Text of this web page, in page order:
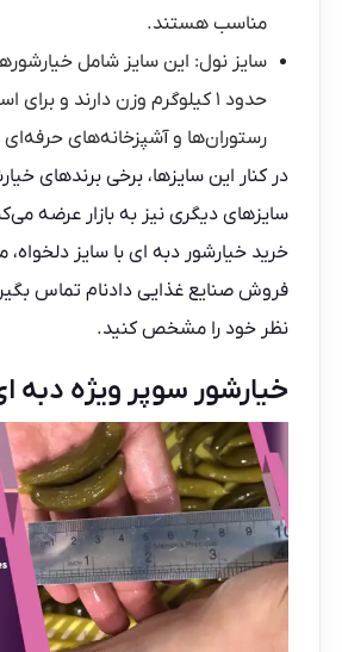
مناسب هستند.
سایز نول: این سایز شامل
حدود ۱ کیلوگرم وزن دارند و برای
رستوران‌ها و آشپزخانه‌های
در کنار این سایزها، برخی برندهای
سایزهای دیگری نیز به بازار عرضه
خرید خیارشور دبه ای با سایز دلخواه،
فروش صنایع غذایی دادنام تماس
نظر خود را مشخص کنید.
خیارشور سوپر ویژه دبه